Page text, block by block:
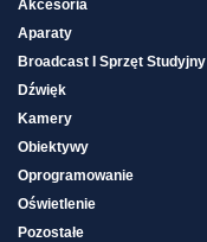
Akcesoria
Aparaty
Broadcast I Sprzęt Studyjny
Dźwięk
Kamery
Obiektywy
Oprogramowanie
Oświetlenie
Pozostałe